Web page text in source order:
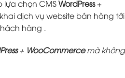
lựa chọn CMSWordPress+
dịch vụ website bán hàng tới
hàng .
+ WooCommercemà không